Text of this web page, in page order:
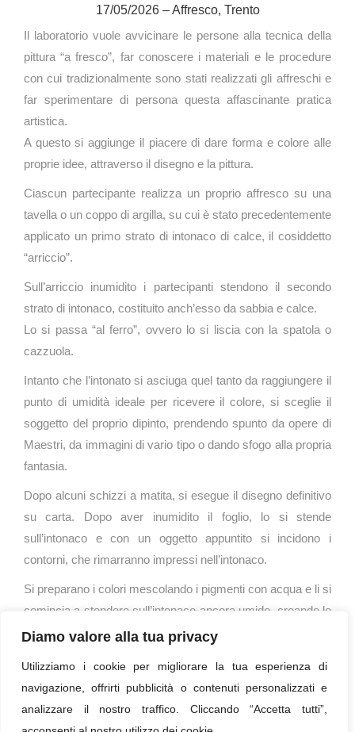
Diamo valore alla tua privacy
Utilizziamo i cookie per migliorare la tua esperienza di
navigazione, offrirti pubblicità o contenuti personalizzati e
analizzare il nostro traffico. Cliccando “Accetta tutti”,
17/05/2026 – Affresco, Trento
Il laboratorio vuole avvicinare le persone alla tecnica della
pittura “a fresco”, far conoscere i materiali e le procedure
con cui tradizionalmente sono stati realizzati gli affreschi e
far sperimentare di persona questa affascinante pratica
artistica.
A questo si aggiunge il piacere di dare forma e colore alle
proprie idee, attraverso il disegno e la pittura.
Ciascun partecipante realizza un proprio affresco su una
tavella o un coppo di argilla, su cui è stato precedentemente
applicato un primo strato di intonaco di calce, il cosiddetto
“arriccio”.
Sull’arriccio inumidito i partecipanti stendono il secondo
strato di intonaco, costituito anch’esso da sabbia e calce.
Lo si passa “al ferro”, ovvero lo si liscia con la spatola o
cazzuola.
Intanto che l’intonato si asciuga quel tanto da raggiungere il
punto di umidità ideale per ricevere il colore, si sceglie il
soggetto del proprio dipinto, prendendo spunto da opere di
Maestri, da immagini di vario tipo o dando sfogo alla propria
fantasia.
Dopo alcuni schizzi a matita, si esegue il disegno definitivo
su carta. Dopo aver inumidito il foglio, lo si stende
sull’intonaco e con un oggetto appuntito si incidono i
contorni, che rimarranno impressi nell’intonaco.
Si preparano i colori mescolando i pigmenti con acqua e li si
comincia a stendere sull’intonaco ancora umido, creando le
sfumature e le gradazioni necessarie.
« Torna all'elenco